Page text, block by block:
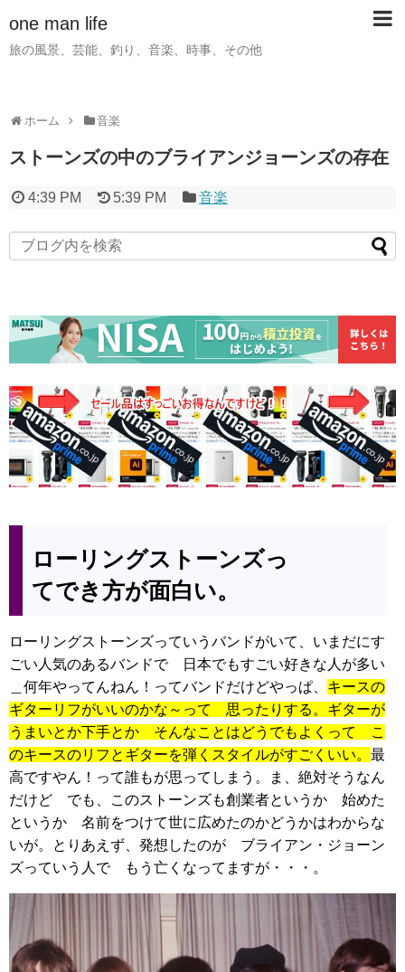
one man life
旅の風景、芸能、釣り、音楽、時事、その他
ホーム 音楽
ストーンズの中のブライアンジョーンズの存在
4:39 PM 5:39 PM 音楽
ローリングストーンズっ
てでき方が面白い。
ローリングストーンズっていうバンドがいて、いまだにす
ごい人気のあるバンドで 日本でもすごい好きな人が多い
＿何年やってんねん！ってバンドだけどやっぱ、 キースの
ギターリフがいいのかな～って 思ったりする。ギターが
うまいとか下手とか そんなことはどうでもよくって こ
のキースのリフとギターを弾くスタイルがすごくいい。 最
高ですやん！って誰もが思ってしまう。ま、絶対そうなん
だけど でも、このストーンズも創業者というか 始めた
というか 名前をつけて世に広めたのかどうかはわからな
いが。とりあえず、発想したのが ブライアン・ジョーン
ズっていう人で もう亡くなってますが・・・。